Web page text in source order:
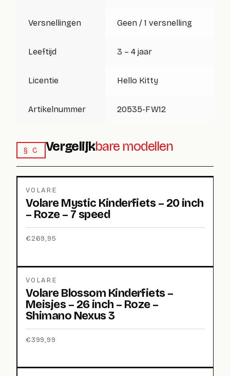
Versnellingen Geen / 1 versnelling
Leeftijd 3 – 4 jaar
Licentie Hello Kitty
Artikelnummer 20535-FW12
§ C Vergelijkbare modellen
VOLARE
Volare Mystic Kinderfiets – 20 inch
– Roze – 7 speed
€269,95
VOLARE
Volare Blossom Kinderfiets –
Meisjes – 26 inch – Roze –
Shimano Nexus 3
€399,99